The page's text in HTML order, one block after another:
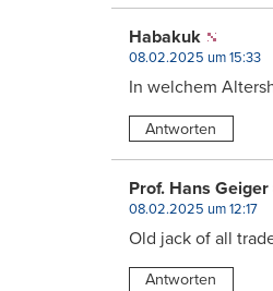
Habakuk
08.02.2025 um 15:33
In welchem
Antworten
Prof. Hans Geiger
08.02.2025 um 12:17
Old jack of all
Antworten